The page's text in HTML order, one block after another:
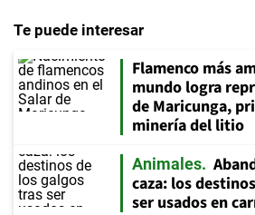
Te puede interesar
Flamenco más
mundo logra
de Maricunga,
minería del litio
Animales
caza: los
ser usados en